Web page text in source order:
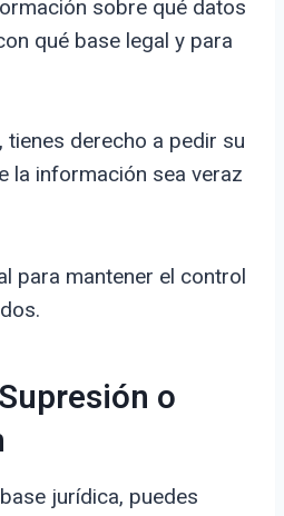
sobre qué datos
qué base legal y para
tienes derecho a pedir su
la información sea veraz
para mantener el control
o
jurídica, puedes